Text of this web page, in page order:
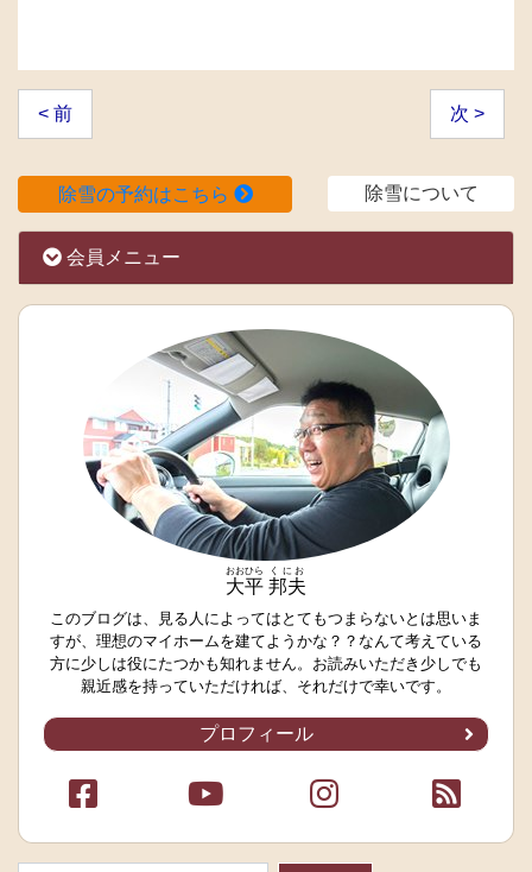
< 前 次 >
除雪の予約はこちら 除雪について
会員メニュー
大平
おおひら
邦夫
くにお
このブログは、見る人によってはとてもつまらないとは思いま
すが、理想のマイホームを建てようかな？？なんて考えている
方に少しは役にたつかも知れません。お読みいただき少しでも
親近感を持っていただければ、それだけで幸いです。